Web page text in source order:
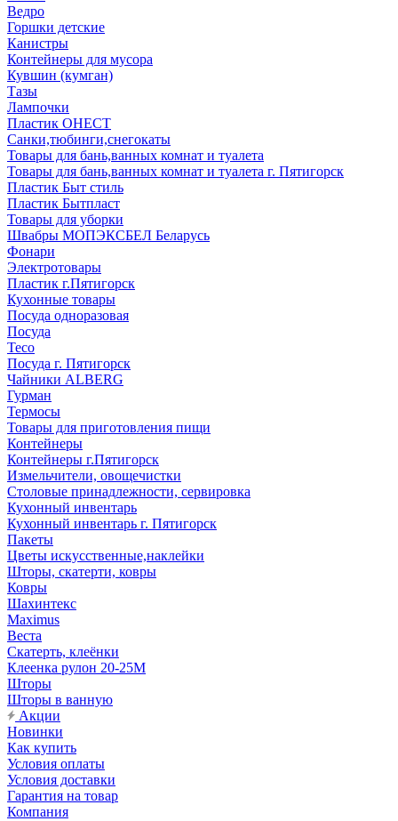
Ведро
Горшки детские
Канистры
Контейнеры для мусора
Кувшин (кумган)
Тазы
Лампочки
Пластик ОНЕСТ
Санки,тюбинги,снегокаты
Товары для бань,ванных комнат и туалета
Товары для бань,ванных комнат и туалета г. Пятигорск
Пластик Быт стиль
Пластик Бытпласт
Товары для уборки
Швабры МОПЭКСБЕЛ Беларусь
Фонари
Электротовары
Пластик г.Пятигорск
Кухонные товары
Посуда одноразовая
Посуда
Teco
Посуда г. Пятигорск
Чайники ALBERG
Гурман
Термосы
Товары для приготовления пищи
Контейнеры
Контейнеры г.Пятигорск
Измельчители, овощечистки
Столовые принадлежности, сервировка
Кухонный инвентарь
Кухонный инвентарь г. Пятигорск
Пакеты
Цветы искусственные,наклейки
Шторы, скатерти, ковры
Ковры
Шахинтекс
Maximus
Веста
Скатерть, клеёнки
Клеенка рулон 20-25М
Шторы
Шторы в ванную
Акции
Новинки
Как купить
Условия оплаты
Условия доставки
Гарантия на товар
Компания